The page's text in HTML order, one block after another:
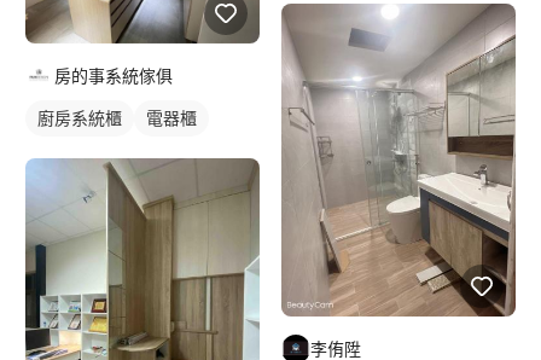
房的事系統傢俱
廚房系統櫃 電器櫃
李侑陞